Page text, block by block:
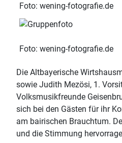
Foto: wening-fotografie.de
Foto: wening-fotografie.de
Die Altbayerische
sowie Judith Mezösi, 1.
Volksmusikfreunde
sich bei den Gästen für ihr
am bairischen Brauchtum.
und die Stimmung